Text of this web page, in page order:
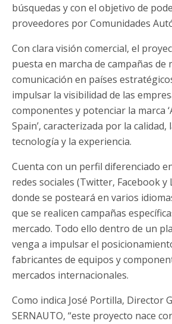
búsquedas y con el objetivo de
proveedores por Comunidades
Con clara visión comercial, el
puesta en marcha de campañas de
comunicación en países
impulsar la visibilidad de las
componentes y potenciar la marca
Spain’, caracterizada por la calidad,
tecnología y la experiencia.
Cuenta con un perfil diferenciado
redes sociales (Twitter, Facebook y
donde se posteará en varios
que se realicen campañas
mercado. Todo ello dentro de un
venga a impulsar el
fabricantes de equipos y
mercados internacionales.
Como indica José Portilla, Director
SERNAUTO, “este proyecto nace